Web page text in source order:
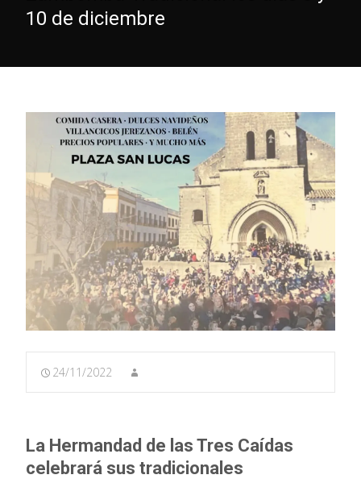
10 de diciembre
24/11/2022
La Hermandad de las Tres Caídas
celebrará sus tradicionales